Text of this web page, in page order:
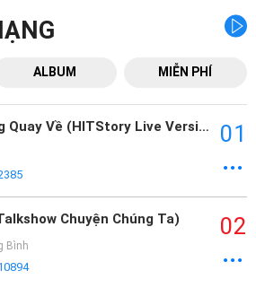
ALBUM MIỄN PHÍ
Em Không Quay Về (HITStory Live Version) 01
Chuyện Chúng Ta)
Bình
02